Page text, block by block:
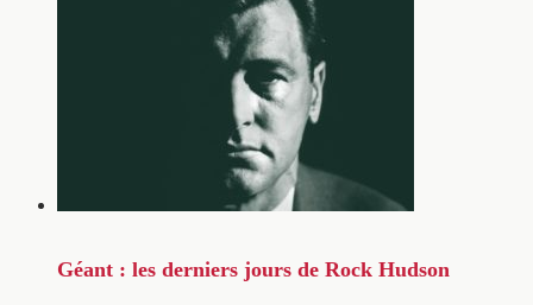
Géant : les derniers jours de Rock Hudson